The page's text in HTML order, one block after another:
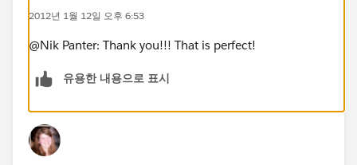
2012년 1월 12일 오후 6:53
@Nik Panter: Thank you!!! That is perfect!
유용한 내용으로 표시